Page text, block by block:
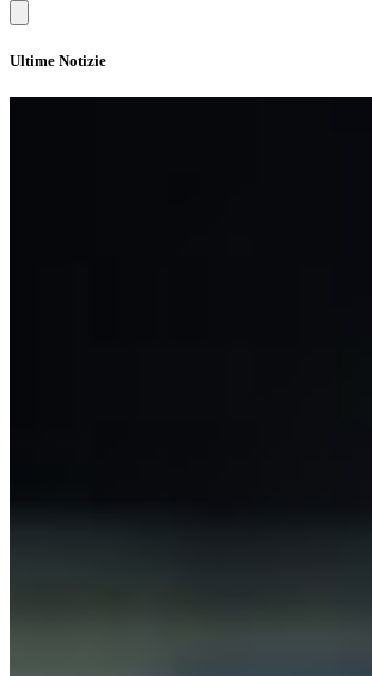
Ultime Notizie